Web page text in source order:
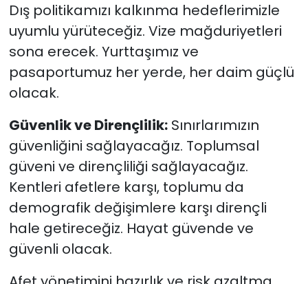
Dış politikamızı kalkınma hedeflerimizle
uyumlu yürüteceğiz. Vize mağduriyetleri
sona erecek. Yurttaşımız ve
pasaportumuz her yerde, her daim güçlü
olacak.
Güvenlik ve Dirençlilik:Sınırlarımızın
güvenliğini sağlayacağız. Toplumsal
güveni ve dirençliliği sağlayacağız.
Kentleri afetlere karşı, toplumu da
demografik değişimlere karşı dirençli
hale getireceğiz. Hayat güvende ve
güvenli olacak.